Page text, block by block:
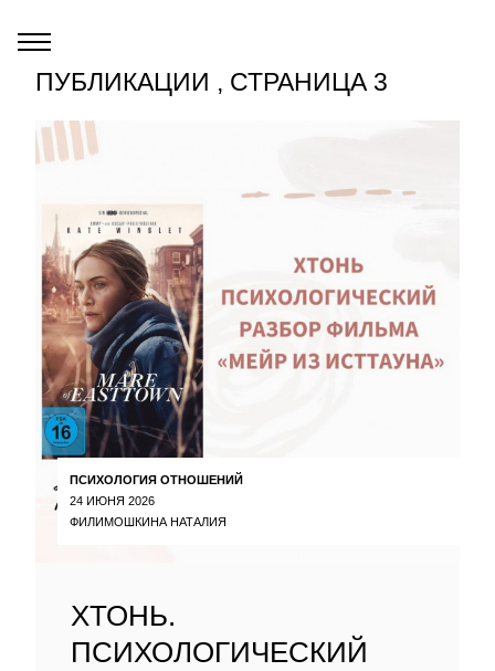
ПУБЛИКАЦИИ , СТРАНИЦА 3
ПСИХОЛОГИЯ ОТНОШЕНИЙ
24 ИЮНЯ 2026
ФИЛИМОШКИНА НАТАЛИЯ
ХТОНЬ.
ПСИХОЛОГИЧЕСКИЙ